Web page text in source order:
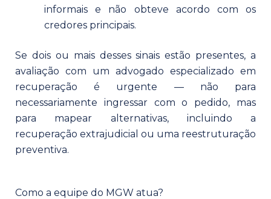
informais e não obteve acordo com os
credores principais.
Se dois ou mais desses sinais estão presentes, a
avaliação com um advogado especializado em
recuperação é urgente — não para
necessariamente ingressar com o pedido, mas
para mapear alternativas, incluindo a
recuperação extrajudicial ou uma reestruturação
preventiva.
Como a equipe do MGW atua?